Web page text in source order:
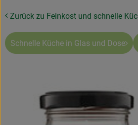
Abokisten
Kochboxen
Zurück zu Feinkost und schnelle
Schnelle Küche in Glas und Dose